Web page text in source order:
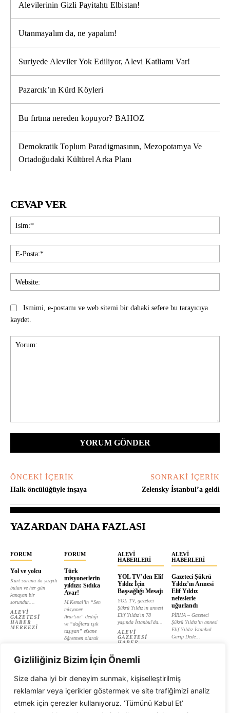
Gizliliğiniz Bizim İçin Önemli
Size daha iyi bir deneyim sunmak, kişiselleştirilmiş
reklamlar veya içerikler göstermek ve site trafiğimizi analiz
etmek için çerezler kullanıyoruz. ‘Tümünü Kabul Et’
Alevilerinin Gizli Payitahtı Elbistan!
Utanmayalım da, ne yapalım!
Suriyede Aleviler Yok Ediliyor, Alevi Katliamı Var!
Pazarcık’ın Kürd Köyleri
Bu fırtına nereden kopuyor? BAHOZ
Demokratik Toplum Paradigmasının, Mezopotamya Ve
Ortadoğudaki Kültürel Arka Planı
CEVAP VER
Ismimi, e-postamı ve web sitemi bir dahaki sefere bu tarayıcıya
kaydet.
ÖNCEKI İÇERIK
Halk öncülüğüyle inşaya
SONRAKI İÇERIK
Zelensky İstanbul’a geldi
YAZARDAN DAHA FAZLASI
FORUM
Yol ve yolcu
Kürt sorunu iki yüzyılı
bulan ve her gün
kanayan bir
sorundur....
ALEVI
GAZETESI
HABER
MERKEZI
FORUM
Türk
misyonerlerin
yıldızı: Sıdıka
Avar!
M.Kemal’in “Sen
misyoner
Avar’sın” dediği
ve “dağlara ışık
taşıyan” efsane
öğretmen olarak
ALEVI
GAZETESI
ALEVI
HABERLERI
YOL TV’den Elif
Yıldız İçin
Başsağlığı Mesajı
YOL TV, gazeteci
Şükrü Yıldız'ın annesi
Elif Yıldız'ın 78
yaşında İstanbul'da...
ALEVI
GAZETESI
HABER
ALEVI
HABERLERI
Gazeteci Şükrü
Yıldız’ın Annesi
Elif Yıldız
nefeslerle
uğurlandı
PİRHA – Gazeteci
Şükrü Yıldız’ın annesi
Elif Yıldız İstanbul
Garip Dede...